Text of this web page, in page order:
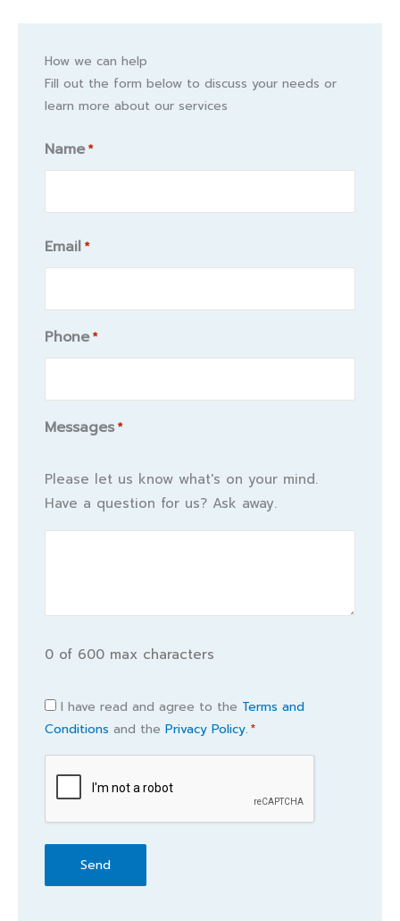
How we can help
Fill out the form below to discuss your needs or
learn more about our services
Name *
Name
Email *
Phone *
Messages *
Please let us know what's on your mind.
Have a question for us? Ask away.
0 of 600 max characters
Consent
*
I have read and agree to the Terms and
Conditions and the Privacy Policy. *